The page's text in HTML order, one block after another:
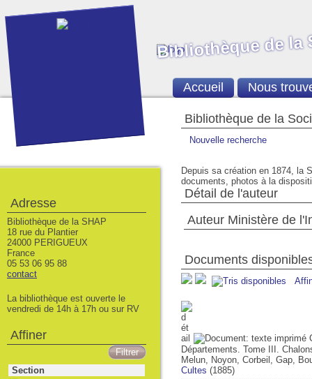
Bibliothèque de la
Nouvelle recherche
Depuis sa création en 1874, la
documents, photos à la
Détail de l'auteur
Auteur Ministère de
Documents
Départements. Tome III.
Melun, Noyon, Corbeil, Gap,
Cultes (1885)
Bibliothèque de la
Accueil Nous
Adresse
Bibliothèque de la SHAP
18 rue du Plantier
24000 PERIGUEUX
France
05 53 06 95 88
contact
La bibliothèque est ouverte le
vendredi de 14h à 17h ou sur RV
Affiner
Section